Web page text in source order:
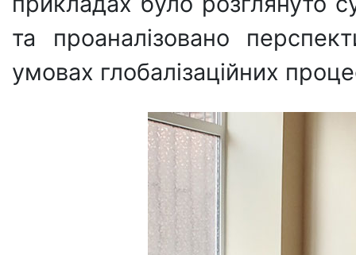
та проаналізовано
умовах глобалізаційних